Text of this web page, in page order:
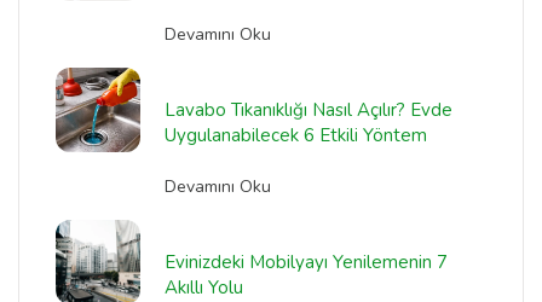
Devamını Oku
Lavabo Tıkanıklığı Nasıl Açılır? Evde
Uygulanabilecek 6 Etkili Yöntem
Devamını Oku
Evinizdeki Mobilyayı Yenilemenin 7
Akıllı Yolu